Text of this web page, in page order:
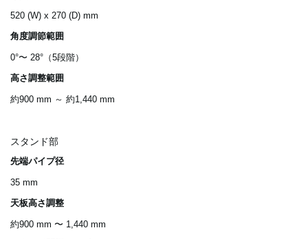
520 (W) x 270 (D) mm
角度調節範囲
0°〜 28°（5段階）
高さ調整範囲
約900 mm ～ 約1,440 mm
スタンド部
先端パイプ径
35 mm
天板高さ調整
約900 mm 〜 1,440 mm